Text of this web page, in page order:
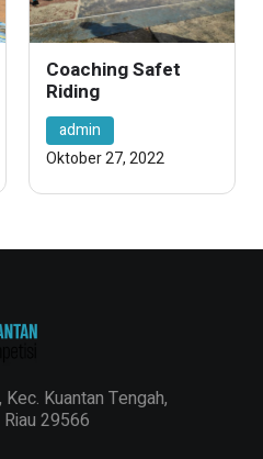
Coaching Safet
Riding
admin
Oktober 27, 2022
Kuantan Tengah,
29566